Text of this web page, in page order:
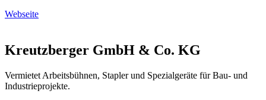
Webseite
Kreutzberger GmbH & Co. KG
Vermietet Arbeitsbühnen, Stapler und Spezialgeräte für Bau- und
Industrieprojekte.